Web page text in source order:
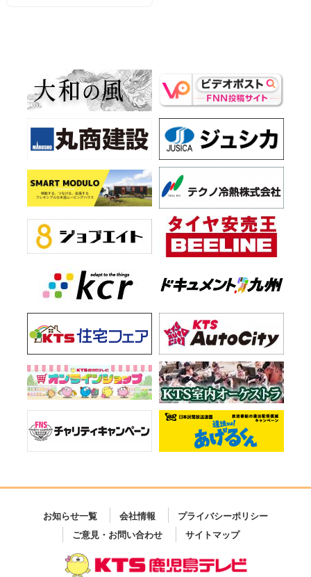
お知らせ一覧 会社情報
プライバシーポリシー
ご意見・お問い合わせ
サイトマップ